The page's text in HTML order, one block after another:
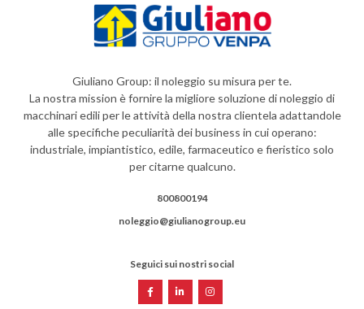
Giuliano Group: il noleggio su misura per te.
La nostra mission è fornire la migliore soluzione di noleggio di
macchinari edili per le attività della nostra clientela adattandole
alle specifiche peculiarità dei business in cui operano:
industriale, impiantistico, edile, farmaceutico e fieristico solo
per citarne qualcuno.
800800194
noleggio@giulianogroup.eu
Seguici sui nostri social